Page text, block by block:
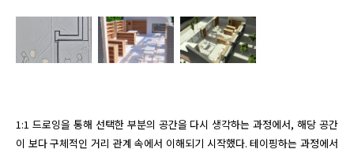
1:1 드로잉을 통해 선택한 부분의 공간을 다시 생각하는 과정에서, 해당 공간
이 보다 구체적인 거리 관계 속에서 이해되기 시작했다. 테이핑하는 과정에서